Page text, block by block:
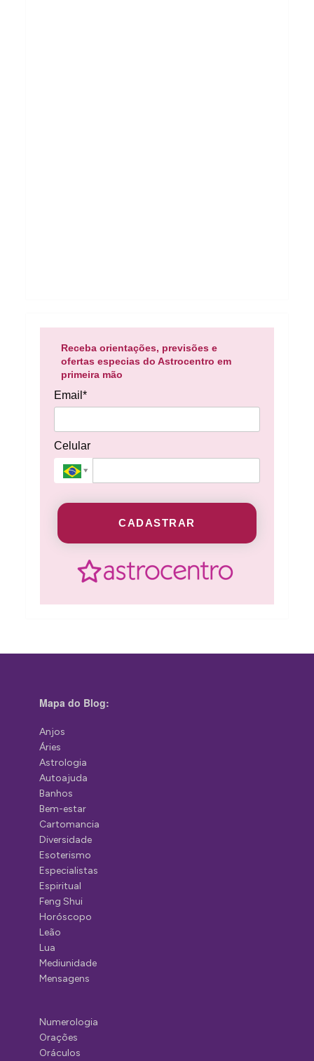
Receba orientações, previsões e
ofertas especias do Astrocentro em
primeira mão
Email*
Celular
CADASTRAR
Mapa do Blog:
Anjos
Áries
Astrologia
Autoajuda
Banhos
Bem-estar
Cartomancia
Diversidade
Esoterismo
Especialistas
Espiritual
Feng Shui
Horóscopo
Leão
Lua
Mediunidade
Mensagens
Numerologia
Orações
Oráculos